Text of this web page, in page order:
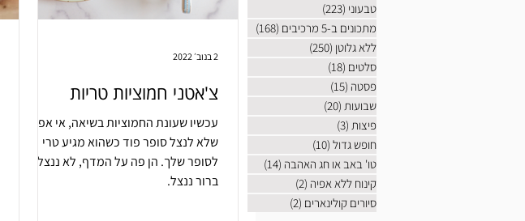
צ'אטני חמוציות טריות
עכשיו שעונת החמוציות בשיאה, אי אפשר
שלא לנצל סופר פוד כשהוא מגיע טרי
לסופר שלך. הן פה על המדף, לא ננצל?
ברור ננצל.
2 בנוב׳ 2022
טבעוני (223)
מתכונים ב-5 מרכיבים
(168)
ללא גלוטן (250)
סלטים (18)
פסטה (15)
שבועות (20)
פיצות (3)
חופש גדול (10)
טו' באב או חג האהבה (14)
קינוח ללא אפיה (2)
סיורים קולינארים (2)